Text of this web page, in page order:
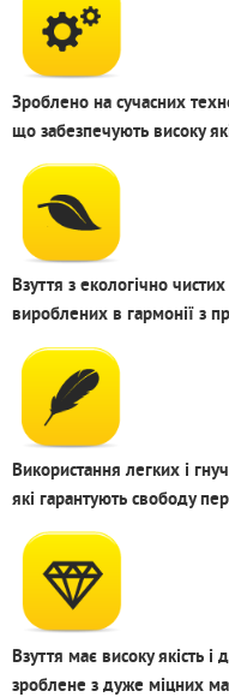
Зроблено на сучасних
що забезпечують високу
Взуття з екологічно
вироблених в гармонії з
Використання легких і
які гарантують свободу
Взуття має високу якість і
зроблене з дуже міцних